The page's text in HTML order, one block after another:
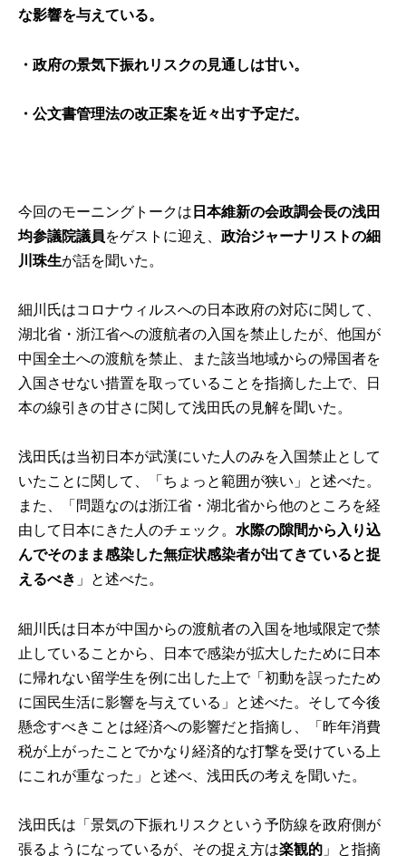
な影響を与えている。
・政府の景気下振れリスクの見通しは甘い。
・公文書管理法の改正案を近々出す予定だ。
今回のモーニングトークは 日本維新の会政調会長の浅田
均参議院議員をゲストに迎え、政治ジャーナリストの細
川珠生が話を聞いた。
細川氏はコロナウィルスへの日本政府の対応に関して、
湖北省・浙江省への渡航者の入国を禁止したが、他国が
中国全土への渡航を禁止、また該当地域からの帰国者を
入国させない措置を取っていることを指摘した上で、日
本の線引きの甘さに関して浅田氏の見解を聞いた。
浅田氏は当初日本が武漢にいた人のみを入国禁止として
いたことに関して、「ちょっと範囲が狭い」と述べた。
また、「問題なのは浙江省・湖北省から他のところを経
由して日本にきた人のチェック。水際の隙間から入り込
んでそのまま感染した無症状感染者が出てきていると捉
えるべき 」と述べた。
細川氏は日本が中国からの渡航者の入国を地域限定で禁
止していることから、日本で感染が拡大したために日本
に帰れない留学生を例に出した上で「初動を誤ったため
に国民生活に影響を与えている」と述べた。そして今後
懸念すべきことは経済への影響だと指摘し、「昨年消費
税が上がったことでかなり経済的な打撃を受けている上
にこれが重なった」と述べ、浅田氏の考えを聞いた。
浅田氏は「景気の下振れリスクという予防線を政府側が
張るようになっているが、その捉え方は楽観的 」と指摘